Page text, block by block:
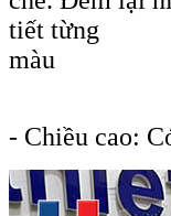
tiết từng
- Chiều cao: